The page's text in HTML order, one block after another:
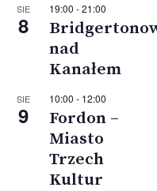
SIE
8
19:00 -21:00
nad
Kanałem
SIE
9
10:00 - 12:00
Fordon –
Miasto
Trzech
Kultur